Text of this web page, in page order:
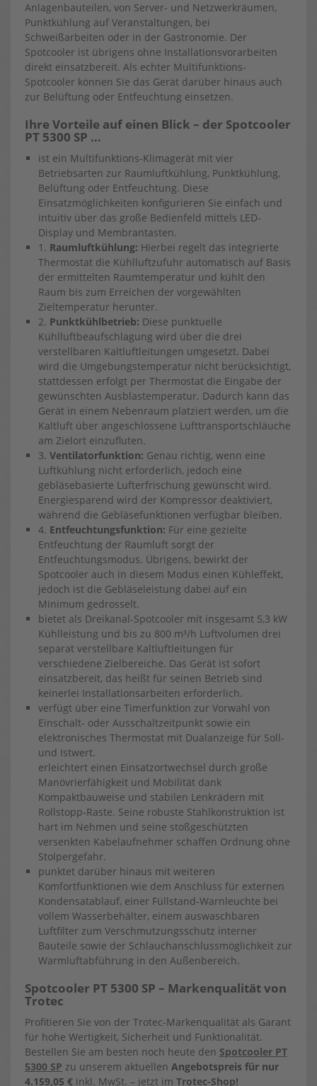
Anlagenbauteilen, von Server- und Netzwerkräumen,
Punktkühlung auf Veranstaltungen, bei
Schweißarbeiten oder in der Gastronomie. Der
Spotcooler ist übrigens ohne Installationsvorarbeiten
direkt einsatzbereit. Als echter Multifunktions-
Spotcooler können Sie das Gerät darüber hinaus auch
zur Belüftung oder Entfeuchtung einsetzen.
Ihre Vorteile auf einen Blick – der Spotcooler
PT 5300 SP …
ist ein Multifunktions-Klimagerät mit vier
Betriebsarten zur Raumluftkühlung, Punktkühlung,
Belüftung oder Entfeuchtung. Diese
Einsatzmöglichkeiten konfigurieren Sie einfach und
intuitiv über das große Bedienfeld mittels LED-
Display und Membrantasten.
1. Raumluftkühlung: Hierbei regelt das integrierte
Thermostat die Kühlluftzufuhr automatisch auf Basis
der ermittelten Raumtemperatur und kühlt den
Raum bis zum Erreichen der vorgewählten
Zieltemperatur herunter.
2. Punktkühlbetrieb: Diese punktuelle
Kühlluftbeaufschlagung wird über die drei
verstellbaren Kaltluftleitungen umgesetzt. Dabei
wird die Umgebungstemperatur nicht berücksichtigt,
stattdessen erfolgt per Thermostat die Eingabe der
gewünschten Ausblastemperatur. Dadurch kann das
Gerät in einem Nebenraum platziert werden, um die
Kaltluft über angeschlossene Lufttransportschläuche
am Zielort einzufluten.
3. Ventilatorfunktion: Genau richtig, wenn eine
Luftkühlung nicht erforderlich, jedoch eine
gebläsebasierte Lufterfrischung gewünscht wird.
Energiesparend wird der Kompressor deaktiviert,
während die Gebläsefunktionen verfügbar bleiben.
4. Entfeuchtungsfunktion: Für eine gezielte
Entfeuchtung der Raumluft sorgt der
Entfeuchtungsmodus. Übrigens, bewirkt der
Spotcooler auch in diesem Modus einen Kühleffekt,
jedoch ist die Gebläseleistung dabei auf ein
Minimum gedrosselt.
bietet als Dreikanal-Spotcooler mit insgesamt 5,3 kW
Kühlleistung und bis zu 800 m³/h Luftvolumen drei
separat verstellbare Kaltluftleitungen für
verschiedene Zielbereiche. Das Gerät ist sofort
einsatzbereit, das heißt für seinen Betrieb sind
keinerlei Installationsarbeiten erforderlich.
verfügt über eine Timerfunktion zur Vorwahl von
Einschalt- oder Ausschaltzeitpunkt sowie ein
elektronisches Thermostat mit Dualanzeige für Soll-
und Istwert.
erleichtert einen Einsatzortwechsel durch große
Manövrierfähigkeit und Mobilität dank
Kompaktbauweise und stabilen Lenkrädern mit
Rollstopp-Raste. Seine robuste Stahlkonstruktion ist
hart im Nehmen und seine stoßgeschützten
versenkten Kabelaufnehmer schaffen Ordnung ohne
Stolpergefahr.
punktet darüber hinaus mit weiteren
Komfortfunktionen wie dem Anschluss für externen
Kondensatablauf, einer Füllstand-Warnleuchte bei
vollem Wasserbehälter, einem auswaschbaren
Luftfilter zum Verschmutzungsschutz interner
Bauteile sowie der Schlauchanschlussmöglichkeit zur
Warmluftabführung in den Außenbereich.
Spotcooler PT 5300 SP – Markenqualität von
Trotec
Profitieren Sie von der Trotec-Markenqualität als Garant
für hohe Wertigkeit, Sicherheit und Funktionalität.
Bestellen Sie am besten noch heute den Spotcooler PT
5300 SP zu unserem aktuellen Angebotspreis für nur
4.159,05 € inkl. MwSt. – jetzt im Trotec-Shop!